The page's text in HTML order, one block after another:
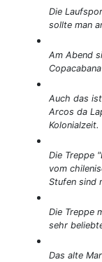
Die
sollte man
Am Abend
Auch das
Arcos da
Kolonialzeit.
Die Treppe
vom
Stufen sind
Die Treppe
sehr
Das alte